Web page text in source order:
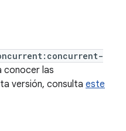
conocer las
versión, consulta este